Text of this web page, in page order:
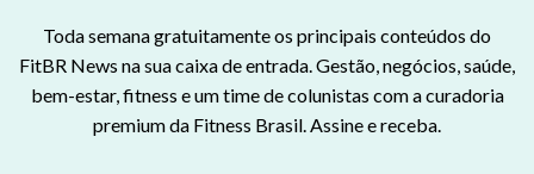
Toda semana gratuitamente os principais conteúdos do
FitBR News na sua caixa de entrada. Gestão, negócios, saúde,
bem-estar, fitness e um time de colunistas com a curadoria
premium da Fitness Brasil. Assine e receba.